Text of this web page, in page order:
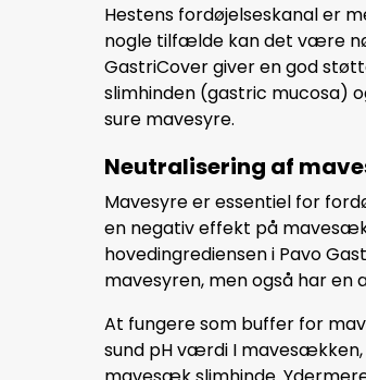
Hestens fordøjelseskanal er
nogle tilfælde kan det være
GastriCover giver en god
slimhinden (gastric mucosa)
sure mavesyre.
Neutralisering af
Mavesyre er essentiel for
en negativ effekt på
hovedingrediensen i Pavo
mavesyren, men også har
At fungere som buffer for
sund pH værdi I mavesækken,